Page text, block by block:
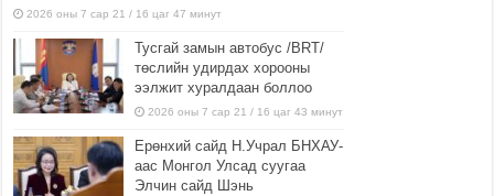
2026 оны 7 сар 21 / 16 цаг 47 минут
Тусгай замын автобус /BRT/
төслийн удирдах хорооны
ээлжит хуралдаан боллоо
2026 оны 7 сар 21 / 16 цаг 43 минут
Ерөнхий сайд Н.Учрал БНХАУ-
аас Монгол Улсад суугаа
Элчин сайд Шэнь